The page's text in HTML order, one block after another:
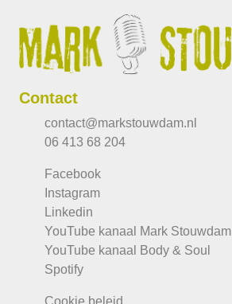
Contact
contact@markstouwdam.nl
06 413 68 204
Facebook
Instagram
Linkedin
YouTube kanaal Mark Stouwdam
YouTube kanaal Body & Soul
Spotify